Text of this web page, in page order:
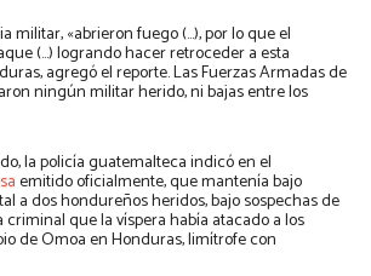
militar, «abrieron fuego (…), por lo que el
(…) logrando hacer retroceder a esta
agregó el reporte. Las Fuerzas Armadas de
ningún militar herido, ni bajas entre los
la policía guatemalteca indicó en el
emitido oficialmente, que mantenía bajo
a dos hondureños heridos, bajo sospechas de
que la víspera había atacado a los
de Omoa en Honduras, limítrofe con